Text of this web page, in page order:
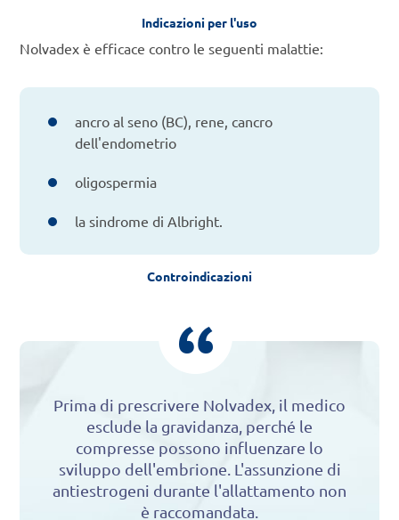
Indicazioni per l'uso
Nolvadex è efficace contro le seguenti malattie:
ancro al seno (BC), rene, cancro
dell'endometrio
oligospermia
la sindrome di Albright.
Controindicazioni
Prima di prescrivere Nolvadex, il medico
esclude la gravidanza, perché le
compresse possono influenzare lo
sviluppo dell'embrione. L'assunzione di
antiestrogeni durante l'allattamento non
è raccomandata.